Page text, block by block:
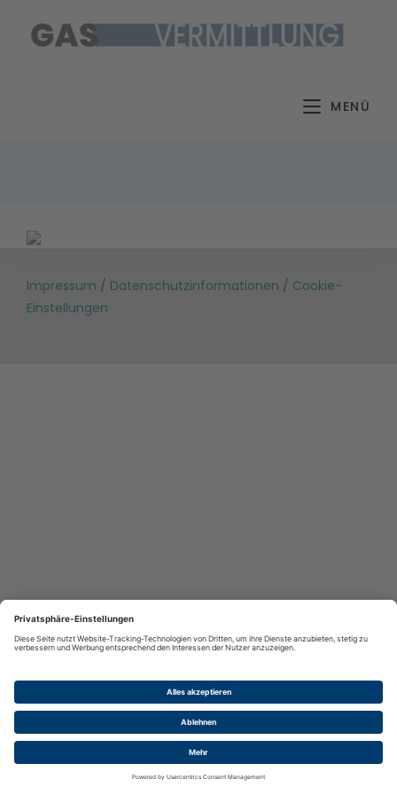
Inhalt
MENÜ
Impressum / Datenschutzinformationen / Cookie-
Einstellungen